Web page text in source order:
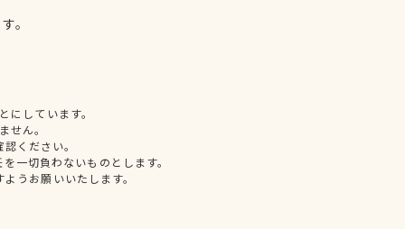
。
しています。
せん。
ください。
一切負わないものとします。
うお願いいたします。